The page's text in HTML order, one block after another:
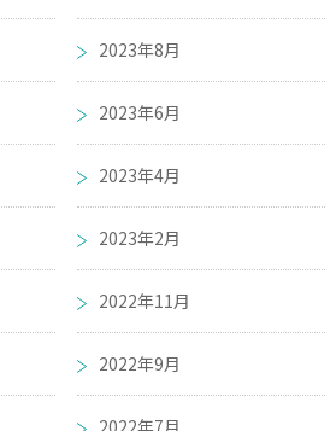
2023年8月
2023年6月
2023年4月
2023年2月
2022年11月
2022年9月
2022年7月